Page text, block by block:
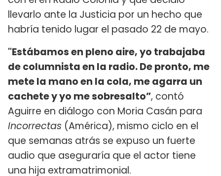
llevarlo ante la Justicia por un hecho que
habría tenido lugar el pasado 22 de mayo.
"Estábamos en pleno aire, yo trabajaba
de columnista en la radio. De pronto, me
mete la mano en la cola, me agarra un
cachete y yo me sobresalto”, contó
Aguirre en diálogo con Moria Casán para
Incorrectas (América), mismo ciclo en el
que semanas atrás se expuso un fuerte
audio que aseguraría que el actor tiene
una hija extramatrimonial.